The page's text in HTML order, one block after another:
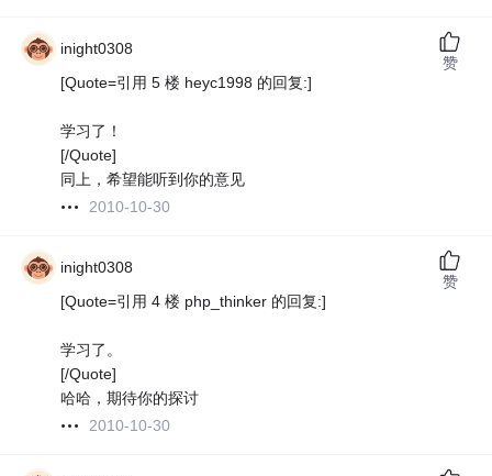
inight0308
[Quote=引用 5 楼 heyc1998 的回复:]
学习了！
[/Quote]
同上，希望能听到你的意见
2010-10-30
赞
inight0308
[Quote=引用 4 楼 php_thinker 的回复:]
学习了。
[/Quote]
哈哈，期待你的探讨
2010-10-30
赞